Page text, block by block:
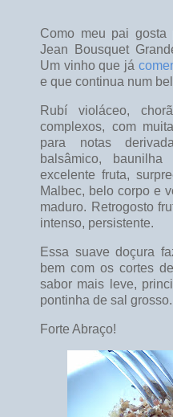
Como meu pai
Jean Bousquet
Um vinho que já
e que continua num
Rubí violáceo,
complexos, com
para notas
balsâmico,
excelente fruta,
Malbec, belo corpo e
maduro. Retrogosto
intenso, persistente.
Essa suave doçura
bem com os cortes
sabor mais leve,
pontinha de sal grosso.
Forte Abraço!